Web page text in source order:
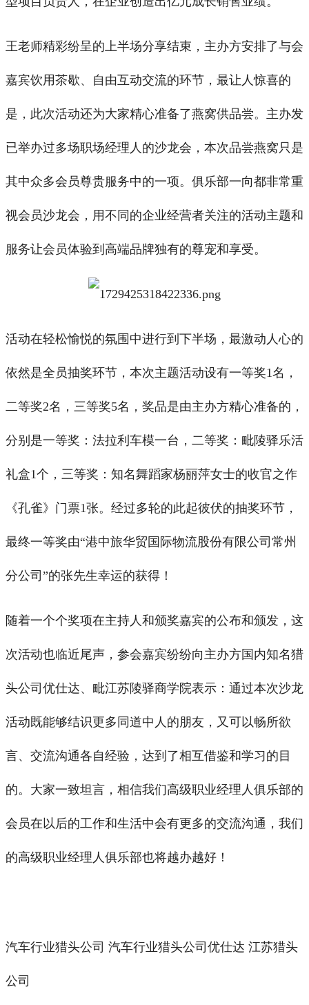
王老师精彩纷呈的上半场分享结束，主办方安排了与会
嘉宾饮用茶歇、自由互动交流的环节，最让人惊喜的
是，此次活动还为大家精心准备了燕窝供品尝。主办发
已举办过多场职场经理人的沙龙会，本次品尝燕窝只是
其中众多会员尊贵服务中的一项。俱乐部一向都非常重
视会员沙龙会，用不同的企业经营者关注的活动主题和
服务让会员体验到高端品牌独有的尊宠和享受。
活动在轻松愉悦的氛围中进行到下半场，最激动人心的
依然是全员抽奖环节，本次主题活动设有一等奖1名，
二等奖2名，三等奖5名，奖品是由主办方精心准备的，
分别是一等奖：法拉利车模一台，二等奖：毗陵驿乐活
礼盒1个，三等奖：知名舞蹈家杨丽萍女士的收官之作
《孔雀》门票1张。经过多轮的此起彼伏的抽奖环节，
最终一等奖由“港中旅华贸国际物流股份有限公司常州
分公司”的张先生幸运的获得！
随着一个个奖项在主持人和颁奖嘉宾的公布和颁发，这
次活动也临近尾声，参会嘉宾纷纷向主办方国内知名猎
头公司优仕达、毗江苏陵驿商学院表示：通过本次沙龙
活动既能够结识更多同道中人的朋友，又可以畅所欲
言、交流沟通各自经验，达到了相互借鉴和学习的目
的。大家一致坦言，相信我们高级职业经理人俱乐部的
会员在以后的工作和生活中会有更多的交流沟通，我们
的高级职业经理人俱乐部也将越办越好！
汽车行业猎头公司 汽车行业猎头公司优仕达 江苏猎头
公司